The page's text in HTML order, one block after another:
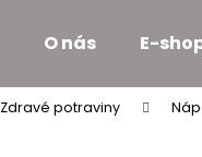
O nás E-
Zdravé potraviny